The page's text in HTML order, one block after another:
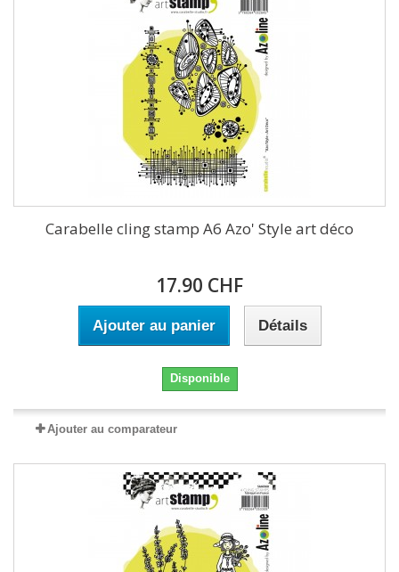
Carabelle cling stamp A6 Azo' Style art déco
17.90 CHF
Ajouter au panier Détails
Disponible
Ajouter au comparateur